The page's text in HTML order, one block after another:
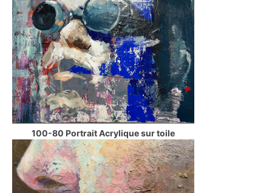
100-80 Portrait Acrylique sur toile